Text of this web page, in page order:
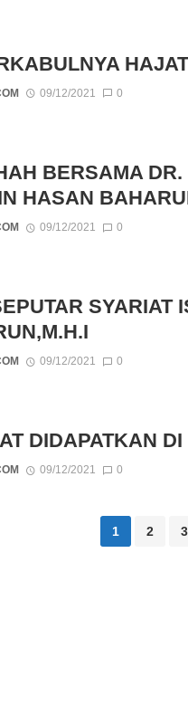
HAJAT
09/12/2021 0
BERSAMA
HASAN
09/12/2021 0
09/12/2021 0
DIDAPATKAN
09/12/2021 0
1 2 3